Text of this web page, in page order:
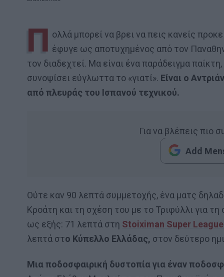
Π ολλά μπορεί να βρει να πεις κανείς
έφυγε ως αποτυχημένος από τον
τον διαδεχτεί. Μα είναι ένα παράδειγμα
συνοψίσει εύγλωττα το «γιατί». Είναι ο
από πλευράς του Ισπανού τεχνικού.
Για να βλέπεις πιο
Add
Ούτε καν 90 λεπτά συμμετοχής, ένα ματς
Κροάτη και τη σχέση του με το Τριφύλλι για
ως εξής: 71 λεπτά στη Stoiximan Super League
λεπτά στο Κύπελλο Ελλάδας, στον δεύτερο
Μια ποδοσφαιρική δυστοπία για έναν